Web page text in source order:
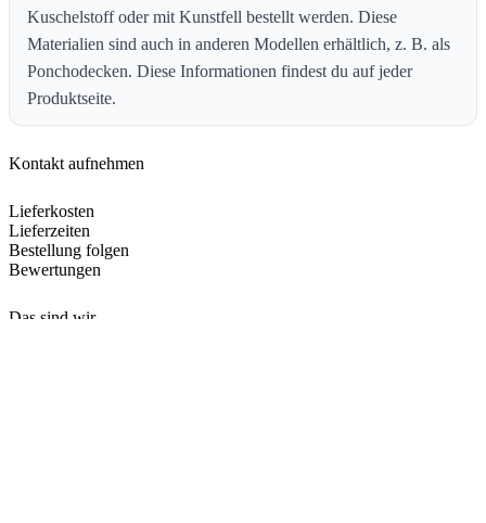
Kuschelstoff oder mit Kunstfell bestellt werden. Diese
Materialien sind auch in anderen Modellen erhältlich, z. B. als
Ponchodecken. Diese Informationen findest du auf jeder
Produktseite.
Kontakt aufnehmen
Lieferkosten
Lieferzeiten
Bestellung folgen
Bewertungen
Das sind wir